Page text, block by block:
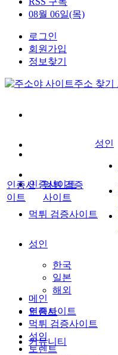
08월 06일(목)
로그인
회원가입
정보찾기
인증사이트
먹튀 검증사이트
성인
한국
일본
해외
토렌트
커뮤니티
인증사
이트
먹튀 검증
사이트
성인
메인
인증사이트
먹튀 검증사이트
성인
토렌트